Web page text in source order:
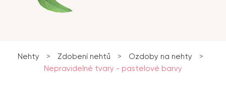
Nehty > Zdobení nehtů > Ozdoby na nehty
>
Nepravidelné tvary - pastelové barvy